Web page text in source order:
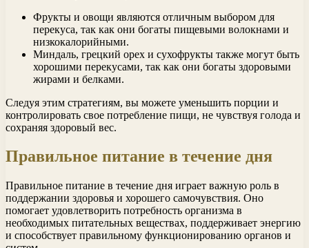
Фрукты и овощи являются отличным выбором для
перекуса, так как они богаты пищевыми волокнами и
низкокалорийными.
Миндаль, грецкий орех и сухофрукты также могут быть
хорошими перекусами, так как они богаты здоровыми
жирами и белками.
Следуя этим стратегиям, вы можете уменьшить порции и
контролировать свое потребление пищи, не чувствуя голода и
сохраняя здоровый вес.
Правильное питание в течение дня
Правильное питание в течение дня играет важную роль в
поддержании здоровья и хорошего самочувствия. Оно
помогает удовлетворить потребность организма в
необходимых питательных веществах, поддерживает энергию
и способствует правильному функционированию органов и